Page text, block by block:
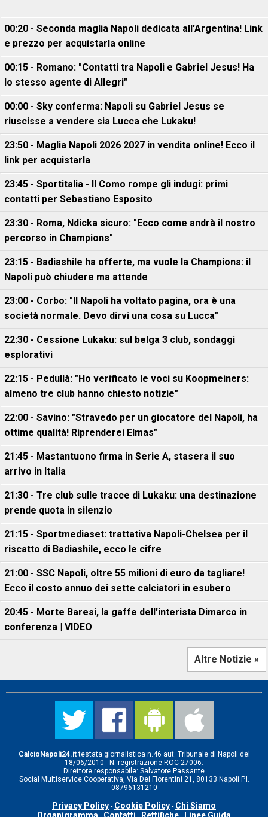
00:20 - Seconda maglia Napoli dedicata all'Argentina! Link
e prezzo per acquistarla online
00:15 - Romano: "Contatti tra Napoli e Gabriel Jesus! Ha
lo stesso agente di Allegri"
00:00 - Sky conferma: Napoli su Gabriel Jesus se
riuscisse a vendere sia Lucca che Lukaku!
23:50 - Maglia Napoli 2026 2027 in vendita online! Ecco il
link per acquistarla
23:45 - Sportitalia - Il Como rompe gli indugi: primi
contatti per Sebastiano Esposito
23:30 - Roma, Ndicka sicuro: "Ecco come andrà il nostro
percorso in Champions"
23:15 - Badiashile ha offerte, ma vuole la Champions: il
Napoli può chiudere ma attende
23:00 - Corbo: "Il Napoli ha voltato pagina, ora è una
società normale. Devo dirvi una cosa su Lucca"
22:30 - Cessione Lukaku: sul belga 3 club, sondaggi
esplorativi
22:15 - Pedullà: "Ho verificato le voci su Koopmeiners:
almeno tre club hanno chiesto notizie"
22:00 - Savino: "Stravedo per un giocatore del Napoli, ha
ottime qualità! Riprenderei Elmas"
21:45 - Mastantuono firma in Serie A, stasera il suo
arrivo in Italia
21:30 - Tre club sulle tracce di Lukaku: una destinazione
prende quota in silenzio
21:15 - Sportmediaset: trattativa Napoli-Chelsea per il
riscatto di Badiashile, ecco le cifre
21:00 - SSC Napoli, oltre 55 milioni di euro da tagliare!
Ecco il costo annuo dei sette calciatori in esubero
20:45 - Morte Baresi, la gaffe dell'interista Dimarco in
conferenza | VIDEO
Altre Notizie »
CalcioNapoli24.ittestata giornalistica n.46 aut. Tribunale di Napoli del
18/06/2010 - N. registrazione ROC-27006.
Direttore responsabile: Salvatore Passante
Social Multiservice Cooperativa, Via Dei Fiorentini 21, 80133 Napoli P.I.
08796131210
Privacy Policy - Cookie Policy - Chi Siamo